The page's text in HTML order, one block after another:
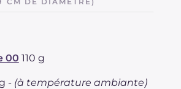
00 110 g
- (à température ambiante)